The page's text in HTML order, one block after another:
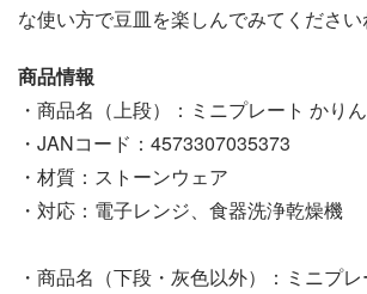
な使い方で豆皿を楽しんでみてください
商品情報
・商品名（上段）：ミニプレート かりん
・JANコード：4573307035373
・材質：ストーンウェア
・対応：電子レンジ、食器洗浄乾燥機
・商品名（下段・灰色以外）：ミニプ